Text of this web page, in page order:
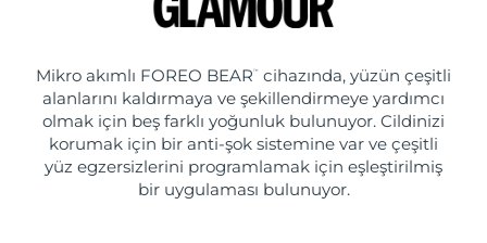
Mikro akımlı FOREO BEAR ™
cihazında, yüzün çeşitli
alanlarını kaldırmaya ve şekillendirmeye yardımcı
olmak için beş farklı yoğunluk bulunuyor. Cildinizi
korumak için bir anti-şok sistemine var ve çeşitli
yüz egzersizlerini programlamak için eşleştirilmiş
bir uygulaması bulunuyor.